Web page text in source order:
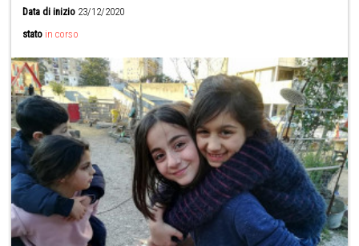
Data di inizio 23/12/2020
stato in corso